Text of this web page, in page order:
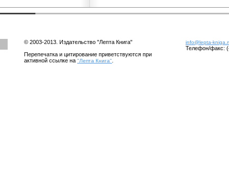
© 2003-2013. Издательство "Лепта Книга"
Перепечатка и цитирование приветствуются при
активной ссылке на "Лепта Книга"
info@lepta-
Телефон/факс: